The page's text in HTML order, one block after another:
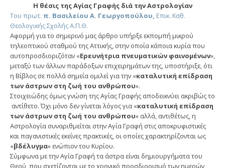
Η θέσις της Αγίας Γραφής διά την Αστρολογίαν
Του πρωτ. π. Βασιλείου Α. Γεωργοπούλου, Επικ. Καθ.
Θεολογικής Σχολής Α.Π.Θ.
Αφορμή για το σημερινό μας άρθρο υπήρξε εκπομπή μικρού
τηλεοπτικού σταθμού της Αττικής, στην οποία κάποια κυρία που
αυτοπροσδιοριζόταν «Ερευνήτρια πνευματικών φαινομένων»,
μεταξύ των άλλων παράδοξων επιχειρημάτων της, υποστήριξε, ότι
η Βίβλος σε πολλά σημεία ομιλεί για την «καταλυτική επίδραση
των άστρων στη ζωή του ανθρώπου».
Στοιχειώδης όμως γνώση της Αγίας Γραφής αποδεικνύει ακριβώς το
αντίθετο. Όχι μόνο δεν γίνεται λόγος για «καταλυτική επίδραση
των άστρων στη ζωή του ανθρώπου» αλλά, αντιθέτως, η
Αστρολογία συναριθμείται στην Αγία Γραφή στις αποκρυφιστικές
και παγανιστικές εκείνες πρακτικές, οι οποίες χαρακτηρίζονται ως
«βδέλυγμα» ενώπιον του Κυρίου.
Σύμφωνα με την Αγία Γραφή τα άστρα είναι δημιουργήματα του
Θεού, που σχετίζονται με το χρονικό προσδιορισμό των ημερών,